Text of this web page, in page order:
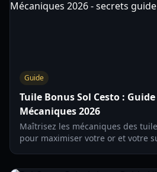
Guide
Tuile Bonus Sol Cesto :
Mécaniques 2026
Maîtrisez les mécaniques des
pour maximiser votre or et votre